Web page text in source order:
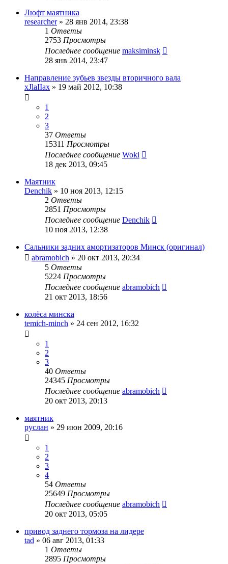
Люфт маятника
researcher» 28 янв 2014, 23:38
1 Ответы
2753 Просмотры
Последнее сообщение maksiminsk
28 янв 2014, 23:47
Направление зубьев звезды вторичного вала
xJlaIIax » 19 май 2012, 10:38
1
2
3
37 Ответы
15311 Просмотры
Последнее сообщение Woki
18 дек 2013, 09:45
Маятник
Denchik » 10 ноя 2013, 12:15
2 Ответы
2851 Просмотры
Последнее сообщение Denchik
10 ноя 2013, 12:38
Сальники задних амортизаторов Минск (оригинал)
abramobich » 20 окт 2013, 20:34
5 Ответы
5224 Просмотры
Последнее сообщение abramobich
21 окт 2013, 18:56
колёса минска
temich-minch » 24 сен 2012, 16:32
1
2
3
40 Ответы
24345 Просмотры
Последнее сообщение abramobich
20 окт 2013, 20:13
маятник
руслан » 29 июн 2009, 20:16
1
2
3
4
54 Ответы
25649 Просмотры
Последнее сообщение abramobich
20 окт 2013, 05:05
привод заднего тормоза на лидере
tad » 06 авг 2013, 01:33
1 Ответы
2895 Просмотры